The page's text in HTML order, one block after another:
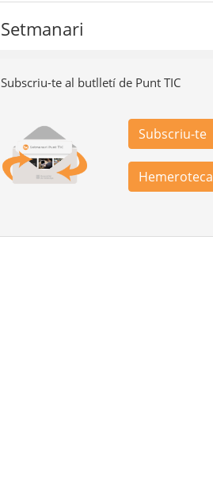
Setmanari
Subscriu-te al butlletí de Punt TIC
Subscriu-te
Hemeroteca